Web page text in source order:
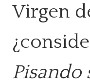
Virgen
Pisando